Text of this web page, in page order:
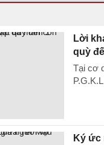
Lời
quỳ
Tại cơ
Ký ức